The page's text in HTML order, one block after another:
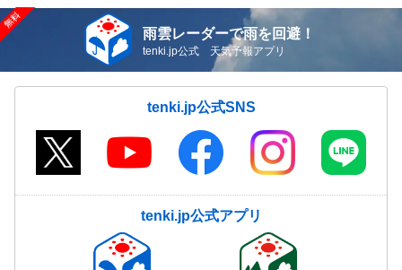
雨雲レーダーで雨を回避！
tenki.jp公式 天気予報アプリ
tenki.jp公式SNS
tenki.jp公式アプリ